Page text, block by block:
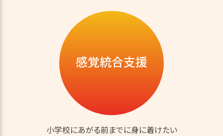
感覚統合支援
小学校にあがる前までに身に着けたい